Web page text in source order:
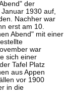
der
1930 auf,
Nachher war
erst am 10.
Abend" mit einer
war
sich einer
Tafel Platz
aus Appen
vor 1900
in die